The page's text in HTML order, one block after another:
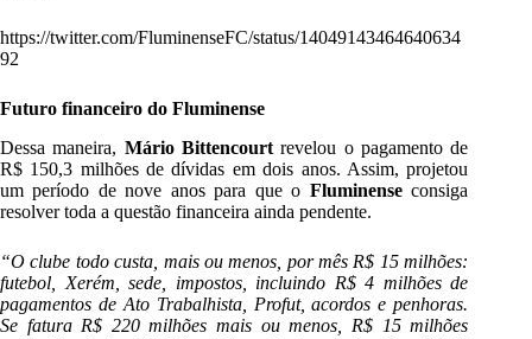
https://twitter.com/FluminenseFC/status/14049143464640634
92
Futuro financeiro do Fluminense
Dessa maneira, Mário Bittencourtrevelou o pagamento de
R$ 150,3 milhões de dívidas em dois anos. Assim, projetou
um período de nove anos para que o Fluminenseconsiga
resolver toda a questão financeira ainda pendente.
“O clube todo custa, mais ou menos, por mês R$ 15 milhões:
futebol, Xerém, sede, impostos, incluindo R$ 4 milhões de
pagamentos de Ato Trabalhista, Profut, acordos e penhoras.
Se fatura R$ 220 milhões mais ou menos, R$ 15 milhões